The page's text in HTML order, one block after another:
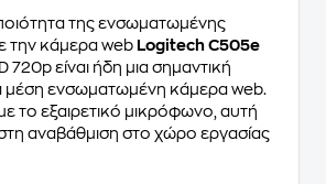
της ενσωματωμένης
την κάμερα web Logitech C505e
720p είναι ήδη μια σημαντική
μέση ενσωματωμένη κάμερα web.
το εξαιρετικό μικρόφωνο, αυτή
αναβάθμιση στο χώρο εργασίας